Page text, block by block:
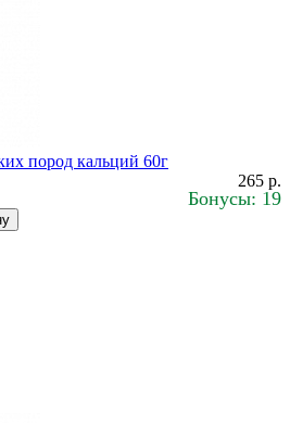
пород кальций 60г
265 р.
Бонусы: 19